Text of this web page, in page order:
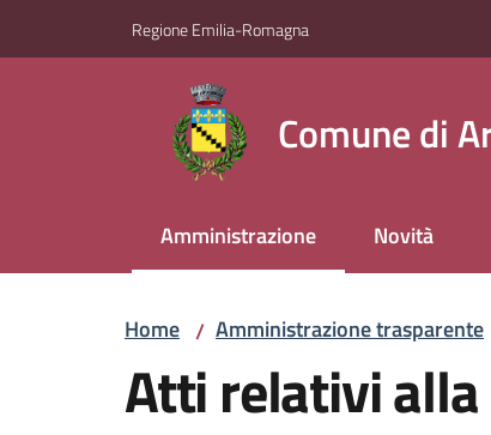
Regione Emilia-Romagna
Comune di
Amministrazione
Menu selezionato Novità
Home / Amministrazione trasparente
Atti relativi alla